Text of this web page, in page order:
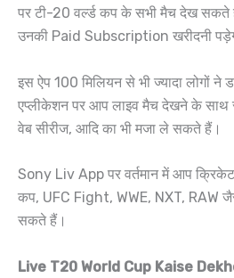
पर टी-20 वर्ल्ड कप के सभी मैच देख
उनकी Paid Subscription खरीदनी
इस ऐप 100 मिलियन से भी ज्यादा लोगों ने
एप्लीकेशन पर आप लाइव मैच देखने के साथ
वेब सीरीज, आदि का भी मजा ले सकते हैं।
Sony Liv App पर वर्तमान में आप
कप, UFC Fight, WWE, NXT, RAW
सकते हैं।
Live T20 World Cup Kaise